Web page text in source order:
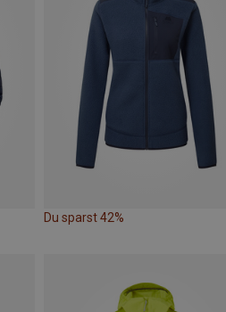
Du sparst 42%